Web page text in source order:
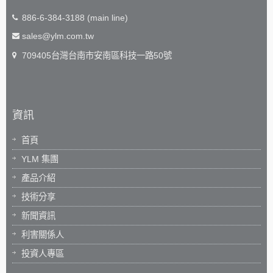
886-6-384-3188 (main line)
sales@ylm.com.tw
709405台灣台南市安南區科技一路50號
資訊
首頁
YLM 集團
產品介紹
技術分享
新聞資訊
利害關係人
投資人專區